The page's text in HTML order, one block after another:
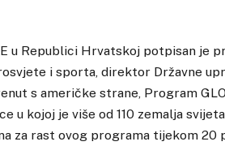
u Republici Hrvatskoj potpisan je
i sporta, direktor Državne
s američke strane, Program
u kojoj je više od 110 zemalja
za rast ovog programa tijekom 20